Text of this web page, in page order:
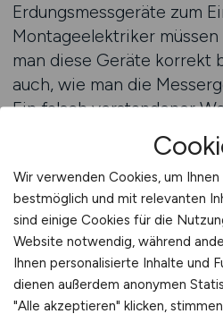
Erdungsmessgeräte zum
Montageelektriker
man diese Geräte korrekt
auch, wie man die
Ein falsch verstandener
Fehleinschätzungen
Sicherheitsrisiken oder
Regelmäßige Kalibrierung
Messgeräte sind daher
Fachkenntnis im Umgang
Was passiert bei
Problemen?
Wir verwenden Cookies, um
bestmöglich und mit relevanten
sind einige Cookies für die
Website notwendig, während
Ihnen personalisierte Inhalte und
dienen außerdem anonymen
"Alle akzeptieren" klicken,